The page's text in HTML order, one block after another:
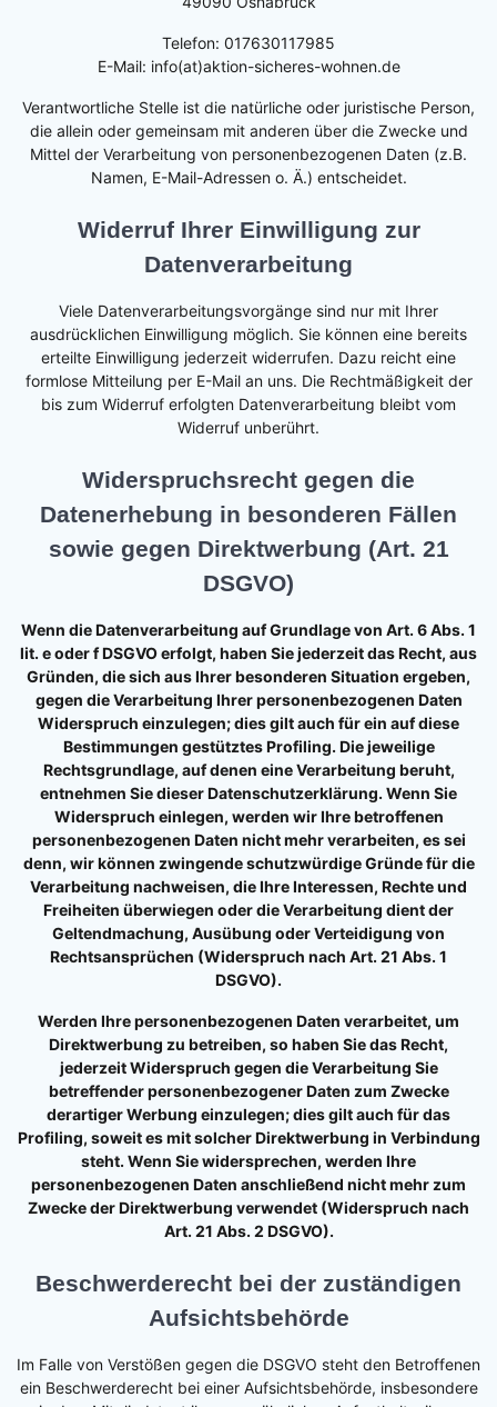
Telefon: 017630117985
E-Mail: info(at)aktion-sicheres-wohnen.de
Verantwortliche Stelle ist die natürliche oder juristische Person,
die allein oder gemeinsam mit anderen über die Zwecke und
Mittel der Verarbeitung von personenbezogenen Daten (z.B.
Namen, E-Mail-Adressen o. Ä.) entscheidet.
Widerruf Ihrer Einwilligung zur
Datenverarbeitung
Viele Datenverarbeitungsvorgänge sind nur mit Ihrer
ausdrücklichen Einwilligung möglich. Sie können eine bereits
erteilte Einwilligung jederzeit widerrufen. Dazu reicht eine
formlose Mitteilung per E-Mail an uns. Die Rechtmäßigkeit der
bis zum Widerruf erfolgten Datenverarbeitung bleibt vom
Widerruf unberührt.
Widerspruchsrecht gegen die
Datenerhebung in besonderen Fällen
sowie gegen Direktwerbung (Art. 21
DSGVO)
Wenn die Datenverarbeitung auf Grundlage von Art. 6 Abs. 1
lit. e oder f DSGVO erfolgt, haben Sie jederzeit das Recht, aus
Gründen, die sich aus Ihrer besonderen Situation ergeben,
gegen die Verarbeitung Ihrer personenbezogenen Daten
Widerspruch einzulegen; dies gilt auch für ein auf diese
Bestimmungen gestütztes Profiling. Die jeweilige
Rechtsgrundlage, auf denen eine Verarbeitung beruht,
entnehmen Sie dieser Datenschutzerklärung. Wenn Sie
Widerspruch einlegen, werden wir Ihre betroffenen
personenbezogenen Daten nicht mehr verarbeiten, es sei
denn, wir können zwingende schutzwürdige Gründe für die
Verarbeitung nachweisen, die Ihre Interessen, Rechte und
Freiheiten überwiegen oder die Verarbeitung dient der
Geltendmachung, Ausübung oder Verteidigung von
Rechtsansprüchen (Widerspruch nach Art. 21 Abs. 1
DSGVO).
Werden Ihre personenbezogenen Daten verarbeitet, um
Direktwerbung zu betreiben, so haben Sie das Recht,
jederzeit Widerspruch gegen die Verarbeitung Sie
betreffender personenbezogener Daten zum Zwecke
derartiger Werbung einzulegen; dies gilt auch für das
Profiling, soweit es mit solcher Direktwerbung in Verbindung
steht. Wenn Sie widersprechen, werden Ihre
personenbezogenen Daten anschließend nicht mehr zum
Zwecke der Direktwerbung verwendet (Widerspruch nach
Art. 21 Abs. 2 DSGVO).
Beschwerderecht bei der zuständigen
Aufsichtsbehörde
Im Falle von Verstößen gegen die DSGVO steht den Betroffenen
ein Beschwerderecht bei einer Aufsichtsbehörde, insbesondere